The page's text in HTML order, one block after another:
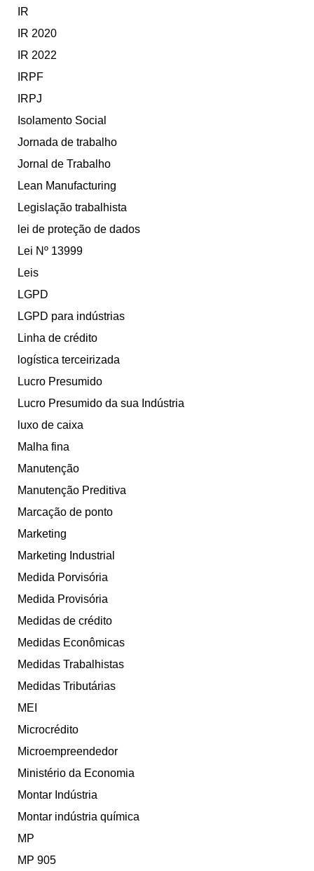
IR
IR 2020
IR 2022
IRPF
IRPJ
Isolamento Social
Jornada de trabalho
Jornal de Trabalho
Lean Manufacturing
Legislação trabalhista
lei de proteção de dados
Lei Nº 13999
Leis
LGPD
LGPD para indústrias
Linha de crédito
logística terceirizada
Lucro Presumido
Lucro Presumido da sua Indústria
luxo de caixa
Malha fina
Manutenção
Manutenção Preditiva
Marcação de ponto
Marketing
Marketing Industrial
Medida Porvisória
Medida Provisória
Medidas de crédito
Medidas Econômicas
Medidas Trabalhistas
Medidas Tributárias
MEI
Microcrédito
Microempreendedor
Ministério da Economia
Montar Indústria
Montar indústria química
MP
MP 905